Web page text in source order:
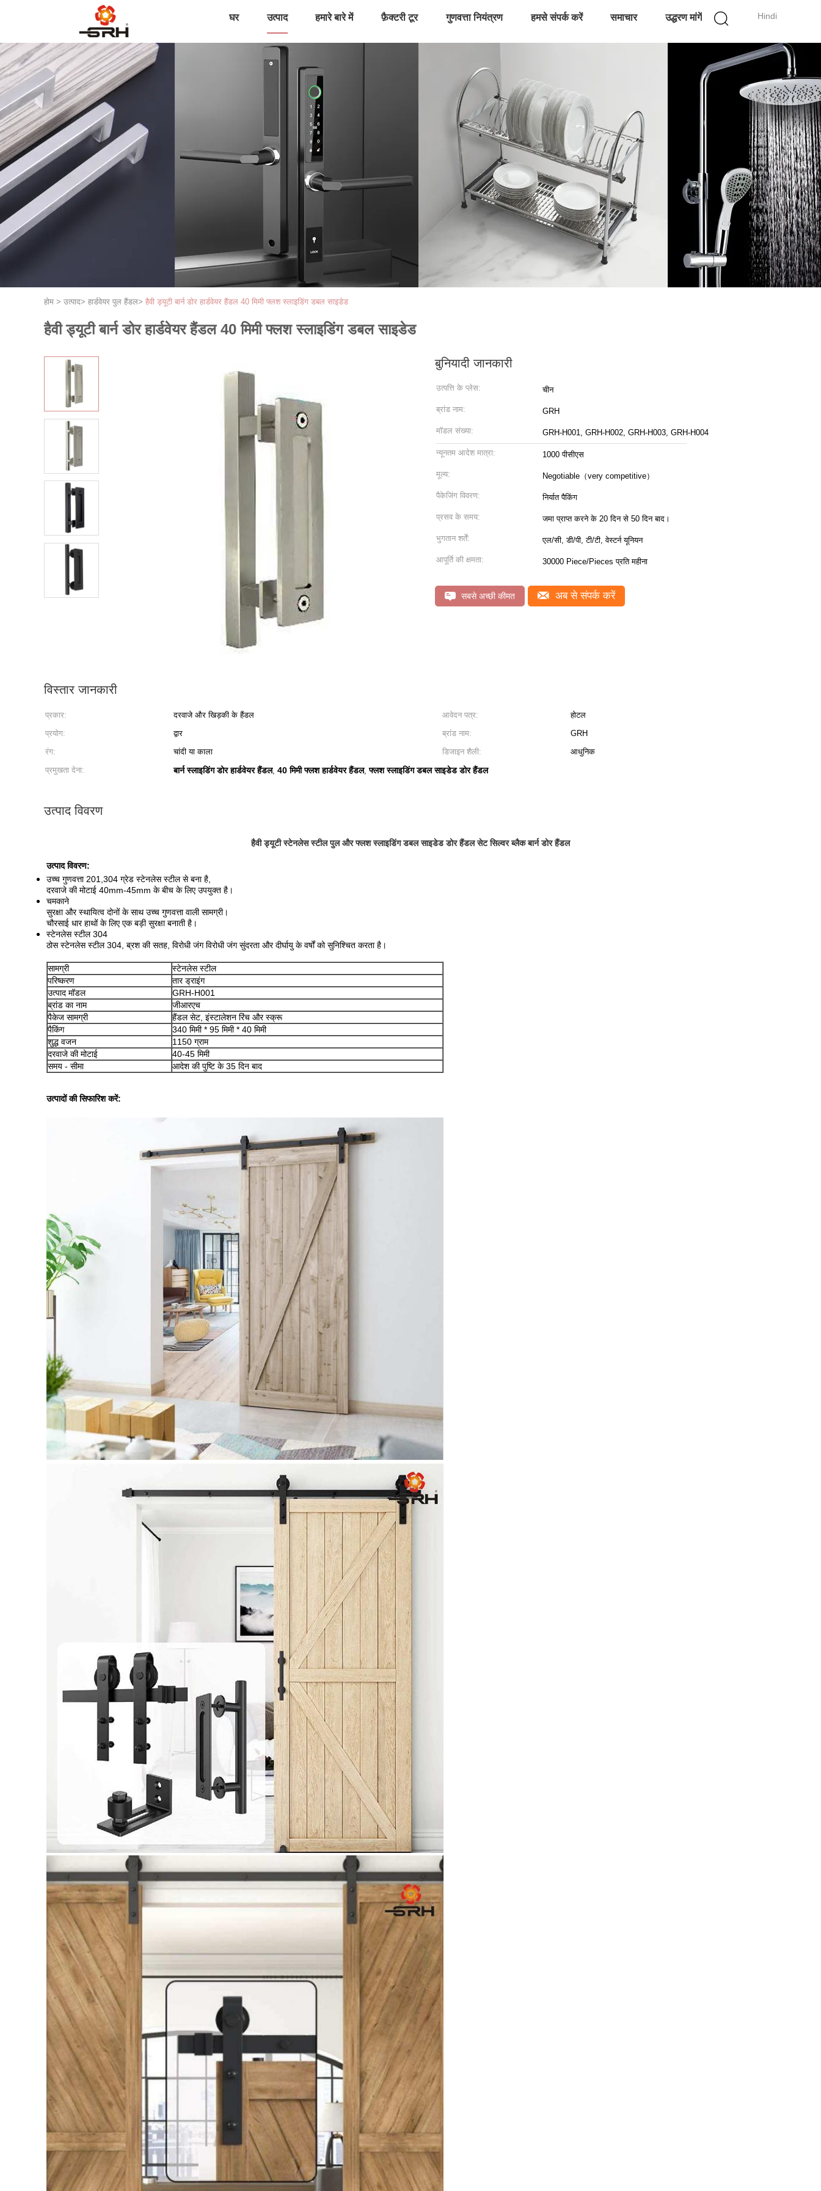
Hindi
घर उत्पाद हमारे बारे में फ़ैक्टरी टूर गुणवत्ता नियंत्रण हमसे संपर्क करें समाचार उद्धरण मांगें
होम > उत्पाद> हार्डवेयर पुल हैंडल> हैवी ड्यूटी बार्न डोर हार्डवेयर हैंडल 40 मिमी फ्लश स्लाइडिंग डबल साइडेड
हैवी ड्यूटी बार्न डोर हार्डवेयर हैंडल 40 मिमी फ्लश स्लाइडिंग डबल साइडेड
बुनियादी जानकारी
उत्पत्ति के प्लेस: चीन
ब्रांड नाम: GRH
मॉडल संख्या: GRH-H001, GRH-H002, GRH-H003, GRH-H004
न्यूनतम आदेश मात्रा: 1000 पीसीएस
मूल्य: Negotiable（very competitive）
पैकेजिंग विवरण: निर्यात पैकिंग
प्रसव के समय: जमा प्राप्त करने के 20 दिन से 50 दिन बाद।
भुगतान शर्तें: एल/सी, डी/पी, टी/टी, वेस्टर्न यूनियन
आपूर्ति की क्षमता: 30000 Piece/Pieces प्रति महीना
सबसे अच्छी कीमत अब से संपर्क करें
विस्तार जानकारी
प्रकार: दरवाजे और खिड़की के हैंडल आवेदन पत्र:
होटल
प्रयोग:
द्वार ब्रांड नाम:
GRH
रंग:
चांदी या काला डिजाइन शैली:
आधुनिक
प्रमुखता देना:
बार्न स्लाइडिंग डोर हार्डवेयर हैंडल, 40 मिमी फ्लश हार्डवेयर हैंडल,फ्लश स्लाइडिंग डबल साइडेड डोर हैंडल
उत्पाद विवरण
हैवी ड्यूटी स्टेनलेस स्टील पुल और फ्लश स्लाइडिंग डबल साइडेड डोर हैंडल सेट सिल्वर ब्लैक बार्न डोर हैंडल
उत्पाद विवरण:
उच्च गुणवत्ता 201,304 ग्रेड स्टेनलेस स्टील से बना है,
दरवाजे की मोटाई 40mm-45mm के बीच के लिए उपयुक्त है।
चमकाने
सुरक्षा और स्थायित्व दोनों के साथ उच्च गुणवत्ता वाली सामग्री।
चौरसाई धार हाथों के लिए एक बड़ी सुरक्षा बनाती है।
स्टेनलेस स्टील 304
ठोस स्टेनलेस स्टील 304, ब्रश की सतह, विरोधी जंग विरोधी जंग सुंदरता और दीर्घायु के वर्षों को सुनिश्चित करता है।
सामग्री
स्टेनलेस स्टील
परिष्करण
तार ड्राइंग
उत्पाद मॉडल
GRH-H001
ब्रांड का नाम
जीआरएच
पैकेज सामग्री
हैंडल सेट, इंस्टालेशन रिंच और स्क्रू
पैकिंग
340 मिमी * 95 मिमी * 40 मिमी
शुद्ध वजन
1150 ग्राम
दरवाजे की मोटाई
40-45 मिमी
समय - सीमा
आदेश की पुष्टि के 35 दिन बाद
उत्पादों की सिफारिश करें: